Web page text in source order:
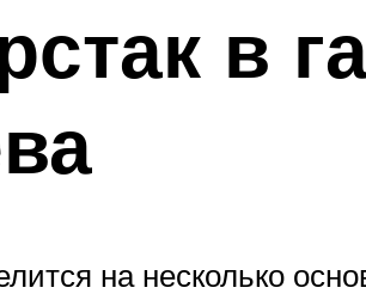
в
на несколько